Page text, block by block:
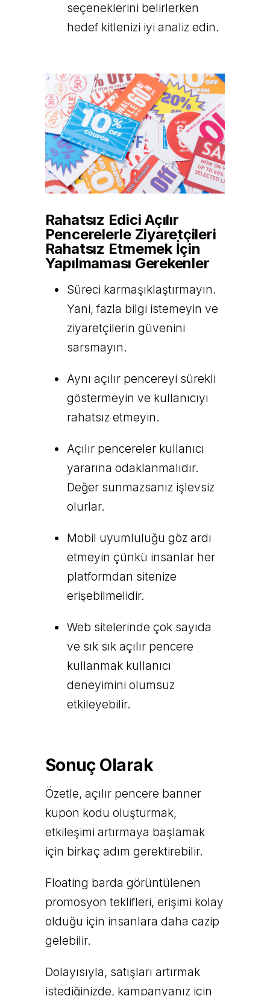
seçeneklerini belirlerken
hedef kitlenizi iyi analiz edin.
Rahatsız Edici Açılır
Pencerelerle Ziyaretçileri
Rahatsız Etmemek İçin
Yapılmaması Gerekenler
Süreci karmaşıklaştırmayın.
Yani, fazla bilgi istemeyin ve
ziyaretçilerin güvenini
sarsmayın.
Aynı açılır pencereyi sürekli
göstermeyin ve kullanıcıyı
rahatsız etmeyin.
Açılır pencereler kullanıcı
yararına odaklanmalıdır.
Değer sunmazsanız işlevsiz
olurlar.
Mobil uyumluluğu göz ardı
etmeyin çünkü insanlar her
platformdan sitenize
erişebilmelidir.
Web sitelerinde çok sayıda
ve sık sık açılır pencere
kullanmak kullanıcı
deneyimini olumsuz
etkileyebilir.
Sonuç Olarak
Özetle, açılır pencere banner
kupon kodu oluşturmak,
etkileşimi artırmaya başlamak
için birkaç adım gerektirebilir.
Floating barda görüntülenen
promosyon teklifleri, erişimi kolay
olduğu için insanlara daha cazip
gelebilir.
Dolayısıyla, satışları artırmak
istediğinizde, kampanyanız için